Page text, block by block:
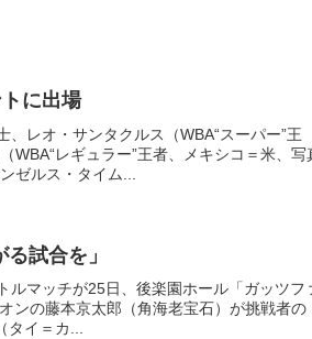
に出場
レオ・サンタクルス（WBA“スーパー”王
WBA“レギュラー”王者、メキシコ＝米、写
ゼルス・タイム...
試合を」
ルマッチが25日、後楽園ホール「ガッツフ
ンの藤本京太郎（角海老宝石）が挑戦者の
イ＝カ...